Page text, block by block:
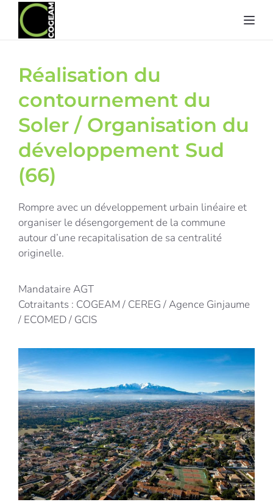
Réalisation du
contournement du
Soler / Organisation du
développement Sud
(66)
Rompre avec un développement urbain linéaire et
organiser le désengorgement de la commune
autour d’une recapitalisation de sa centralité
originelle.
Mandataire AGT
Cotraitants : COGEAM / CEREG / Agence Ginjaume
/ ECOMED / GCIS